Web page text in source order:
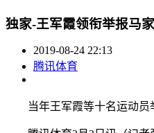
独家-王军霞领衔举报马
2019-08-24 22:13
腾讯体育
当年王军霞等十名运动员